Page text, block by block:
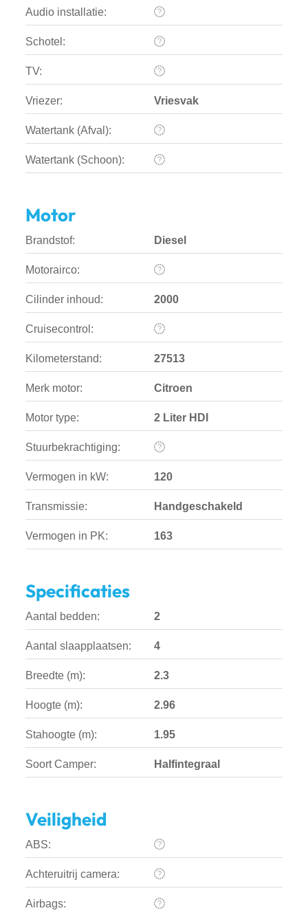
Audio installatie:
Schotel:
TV:
Vriezer: Vriesvak
Watertank (Afval):
Watertank (Schoon):
Motor
Brandstof: Diesel
Motorairco:
Cilinder inhoud: 2000
Cruisecontrol:
Kilometerstand: 27513
Merk motor: Citroen
Motor type: 2 Liter HDI
Stuurbekrachtiging:
Vermogen in kW: 120
Transmissie: Handgeschakeld
Vermogen in PK: 163
Specificaties
Aantal bedden: 2
Aantal slaapplaatsen: 4
Breedte (m): 2.3
Hoogte (m): 2.96
Stahoogte (m): 1.95
Soort Camper: Halfintegraal
Veiligheid
ABS:
Achteruitrij camera:
Airbags: